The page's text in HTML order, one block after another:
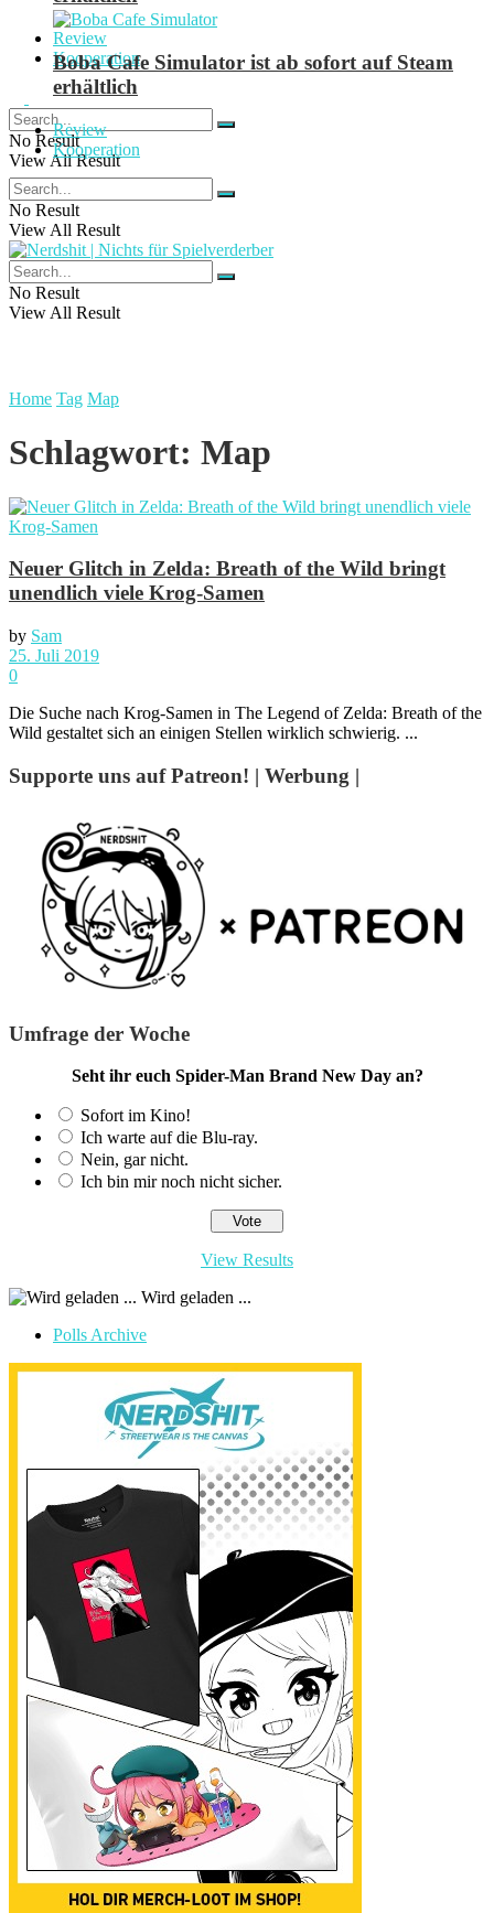
Review
Kooperation
No Result
View All Result
Boba Cafe Simulator ist ab sofort auf Steam
erhältlich
Review
Kooperation
No Result
View All Result
No Result
View All Result
Home Tag Map
Schlagwort: Map
Neuer Glitch in Zelda: Breath of the Wild bringt
unendlich viele Krog-Samen
by Sam
25. Juli 2019
0
Die Suche nach Krog-Samen in The Legend of Zelda: Breath of the
Wild gestaltet sich an einigen Stellen wirklich schwierig. ...
Supporte uns auf Patreon! | Werbung |
Umfrage der Woche
Seht ihr euch Spider-Man Brand New Day an?
Sofort im Kino!
Ich warte auf die Blu-ray.
Nein, gar nicht.
Ich bin mir noch nicht sicher.
View Results
Wird geladen ...
Polls Archive